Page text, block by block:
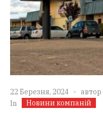
22 Березня, 2024 автор
In
Новини компаній